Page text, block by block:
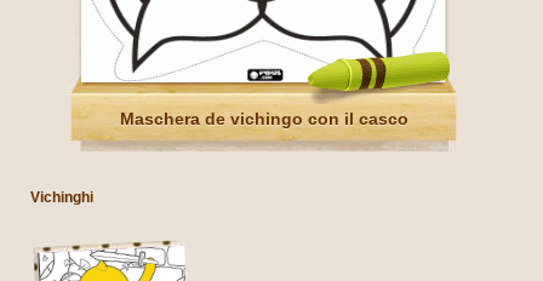
Maschera de vichingo con il casco
Vichinghi